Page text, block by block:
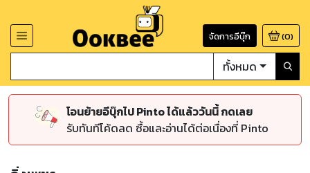
จัดการอีบุ๊ก (0)
ทั้งหมด
โอนย้ายอีบุ๊กไป Pinto ได้แล้ววันนี้ กดเลย
รับทันทีโค้ดลด ซื้อและอ่านได้ต่อเนื่องที่ Pinto